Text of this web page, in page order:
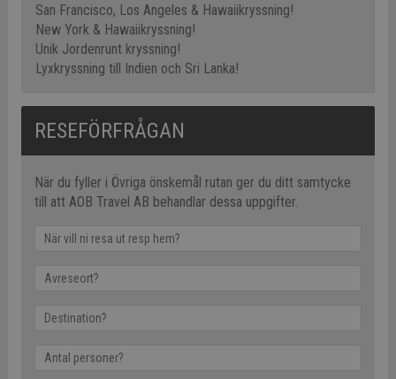
San Francisco, Los Angeles & Hawaiikryssning!
New York & Hawaiikryssning!
Unik Jordenrunt kryssning!
Lyxkryssning till Indien och Sri Lanka!
RESEFÖRFRÅGAN
När du fyller i Övriga önskemål rutan ger du ditt samtycke
till att AOB Travel AB behandlar dessa uppgifter.